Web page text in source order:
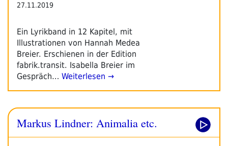
So
Dass
Ich
Im
Lauf
Der
Mein
Herz
27.11.2019
Ein Lyrikband in 12 Kapitel, mit
Illustrationen von Hannah Medea
Breier. Erschienen in der Edition
fabrik.transit. Isabella Breier im
Gespräch… Weiterlesen →
Markus Lindner: Animalia etc.